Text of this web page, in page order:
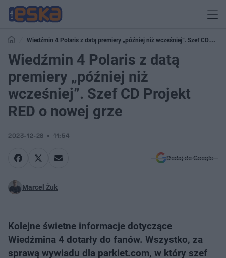
Wiedźmin 4 Polaris z datą premiery „później niż wcześniej”. Szef CD
Projekt RED o nowej grze
Wiedźmin 4 Polaris z datą
premiery „później niż
wcześniej”. Szef CD Projekt
RED o nowej grze
2023-12-28 11:54
Dodaj do Google
Marcel Żuk
Kolejne świetne informacje dotyczące
Wiedźmina 4 dotarły do fanów. Wszystko, za
sprawą wywiadu dla parkiet.com, w który szef